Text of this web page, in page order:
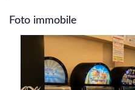
Foto immobile